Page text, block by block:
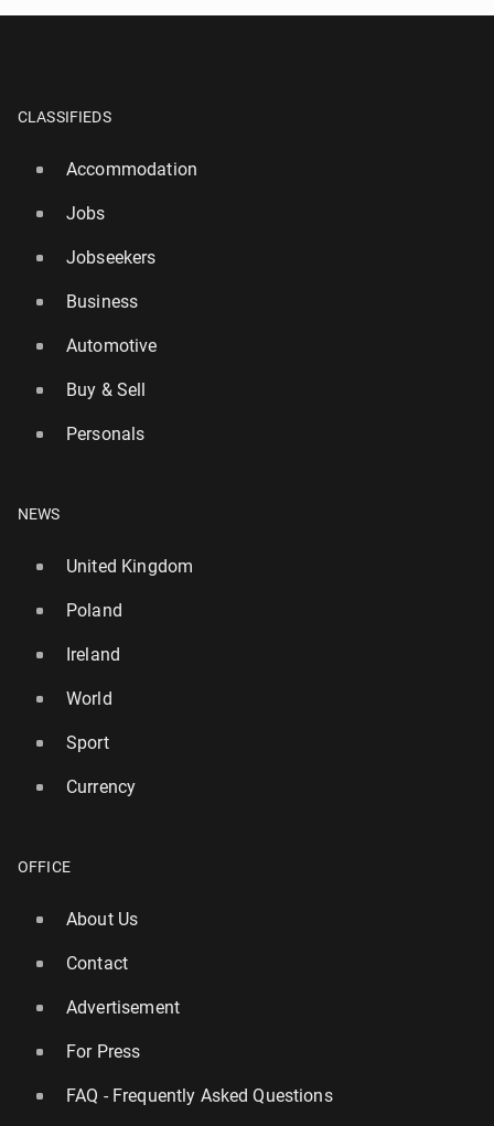
CLASSIFIEDS
Accommodation
Jobs
Jobseekers
Business
Automotive
Buy & Sell
Personals
NEWS
United Kingdom
Poland
Ireland
World
Sport
Currency
OFFICE
About Us
Contact
Advertisement
For Press
FAQ - Frequently Asked Questions